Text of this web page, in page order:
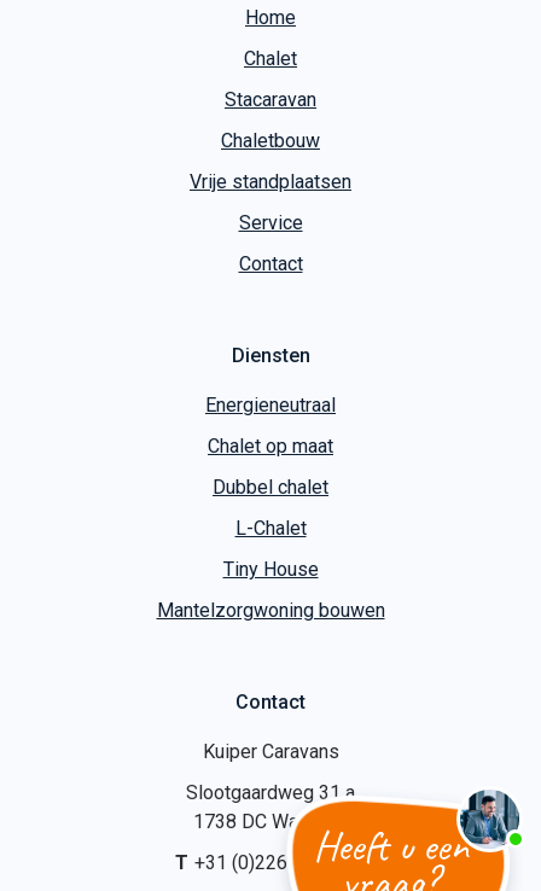
Heeft u een
Home
Chalet
Stacaravan
Chaletbouw
Vrije standplaatsen
Service
Contact
Diensten
Energieneutraal
Chalet op maat
Dubbel chalet
L-Chalet
Tiny House
Mantelzorgwoning bouwen
Contact
Kuiper Caravans
Slootgaardweg 31 a
1738 DC Waarland
T +31 (0)226 74 52 62